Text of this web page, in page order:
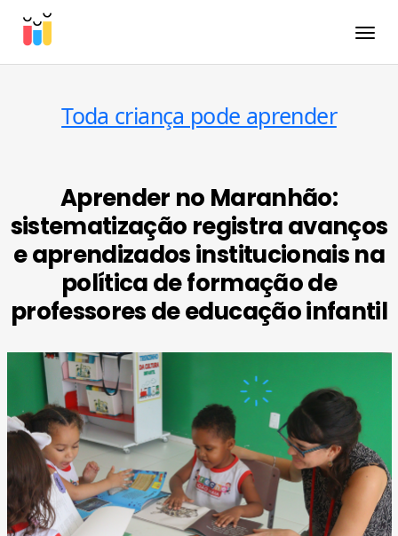
Toda criança pode aprender
Aprender no Maranhão:
sistematização registra avanços
e aprendizados institucionais na
política de formação de
professores de educação infantil